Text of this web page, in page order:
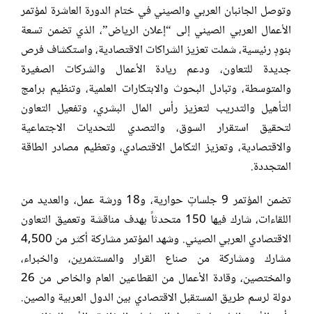
وتوصل الجانبان العربي والصيني في ختام الدورة العاشرة لمؤتمر
الأعمال العربي الصيني إلى “إعلان الرياض”، الذي تضمن تسعة
بنودٍ رئيسية، شملت تعزيز الشراكات الاقتصادية، واستكشاف فرص
جديدة للتعاون، ودعم ريادة الأعمال والشركات الصغيرة
والمتوسطة، وتبادل البحوث والابتكارات العلمية، وتنظيم برامج
التأهيل والتدريب لتعزيز رأس المال البشري، وتفعيل التعاون
لتحقيق استقرار السوق، والتصدي للتحديات الاجتماعية
والاقتصادية، وتعزيز التكامل الاقتصادي، وتعظيم مصادر الطاقة
المتجددة.
تضمن المؤتمر 9 جلساتٍ حوارية، و18 ورشة عمل، والعديد من
اللقاءات، شارك فيها 150 متحدثاً بهدف مناقشة وتعميق التعاون
الاقتصادي العربي الصيني. وشهد المؤتمر مشاركة أكثر من 4,500
مشارك ومشاركة من صناع القرار والمستثمرين، والخبراء،
والمختصين، وقادة الأعمال من القطاعين العام والخاص من 26
دولة لرسم طريق المستقبل الاقتصادي بين الدول العربية والصين.